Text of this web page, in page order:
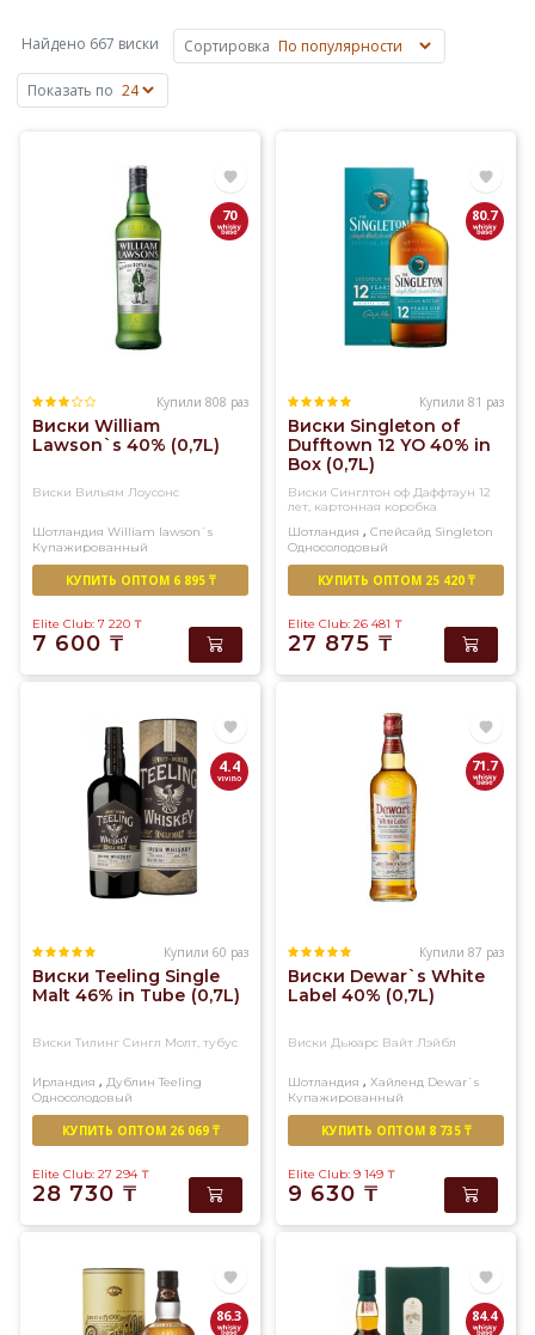
основе
ячменя,
пшеницы,
Канаде,
известен
японский
виски.
вы
найдете
огромный
ассортимент
купажированного
превосходного
качества
Найдено 667 виски Сортировка
Показать по
70
Купили 808 раз
Виски William
Lawson`s 40% (0,7L)
Виски Вильям Лоусонс
Шотландия William lawson`s
Купажированный
КУПИТЬ ОПТОМ 6 895 ₸
Elite Club: 7 220 ₸
7 600 ₸
80.7
Купили 81 раз
Виски Singleton of
Dufftown 12 YO 40% in
Box (0,7L)
Виски Синглтон оф Даффтаун 12
лет, картонная коробка
Шотландия , Спейсайд Singleton
Односолодовый
КУПИТЬ ОПТОМ 25 420 ₸
Elite Club: 26 481 ₸
27 875 ₸
4.4
Купили 60 раз
Виски Teeling Single
Malt 46% in Tubе (0,7L)
Виски Тилинг Сингл Молт, тубус
Ирландия , Дублин Teeling
Односолодовый
КУПИТЬ ОПТОМ 26 069 ₸
Elite Club: 27 294 ₸
28 730 ₸
71.7
Купили 87 раз
Виски Dewar`s White
Label 40% (0,7L)
Виски Дьюарс Вайт Лэйбл
Шотландия , Хайленд Dewar`s
Купажированный
КУПИТЬ ОПТОМ 8 735 ₸
Elite Club: 9 149 ₸
9 630 ₸
86.3 84.4